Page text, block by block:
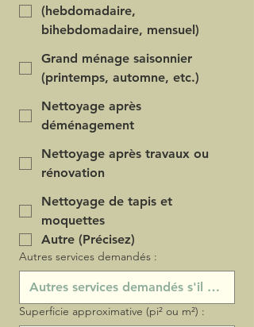
(hebdomadaire,
bihebdomadaire, mensuel)
Grand ménage saisonnier
(printemps, automne, etc.)
Nettoyage après
déménagement
Nettoyage après travaux ou
rénovation
Nettoyage de tapis et
moquettes
Autre (Précisez)
Autres services demandés :
Superficie approximative (pi² ou m²) :